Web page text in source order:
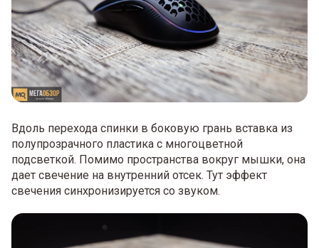
Вдоль перехода спинки в боковую грань вставка из
полупрозрачного пластика с многоцветной
подсветкой. Помимо пространства вокруг мышки, она
дает свечение на внутренний отсек. Тут эффект
свечения синхронизируется со звуком.